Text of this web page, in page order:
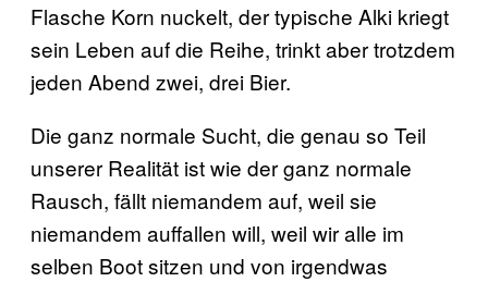
Flasche Korn nuckelt, der typische Alki kriegt
sein Leben auf die Reihe, trinkt aber trotzdem
jeden Abend zwei, drei Bier.
Die ganz normale Sucht, die genau so Teil
unserer Realität ist wie der ganz normale
Rausch, fällt niemandem auf, weil sie
niemandem auffallen will, weil wir alle im
selben Boot sitzen und von irgendwas